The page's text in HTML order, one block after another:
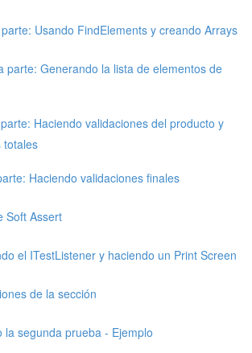
Usando FindElements y creando Arrays
parte: Generando la lista de elementos de
Haciendo validaciones del producto y
totales
Haciendo validaciones finales
Soft Assert
el ITestListener y haciendo un Print Screen
de la sección
la segunda prueba - Ejemplo